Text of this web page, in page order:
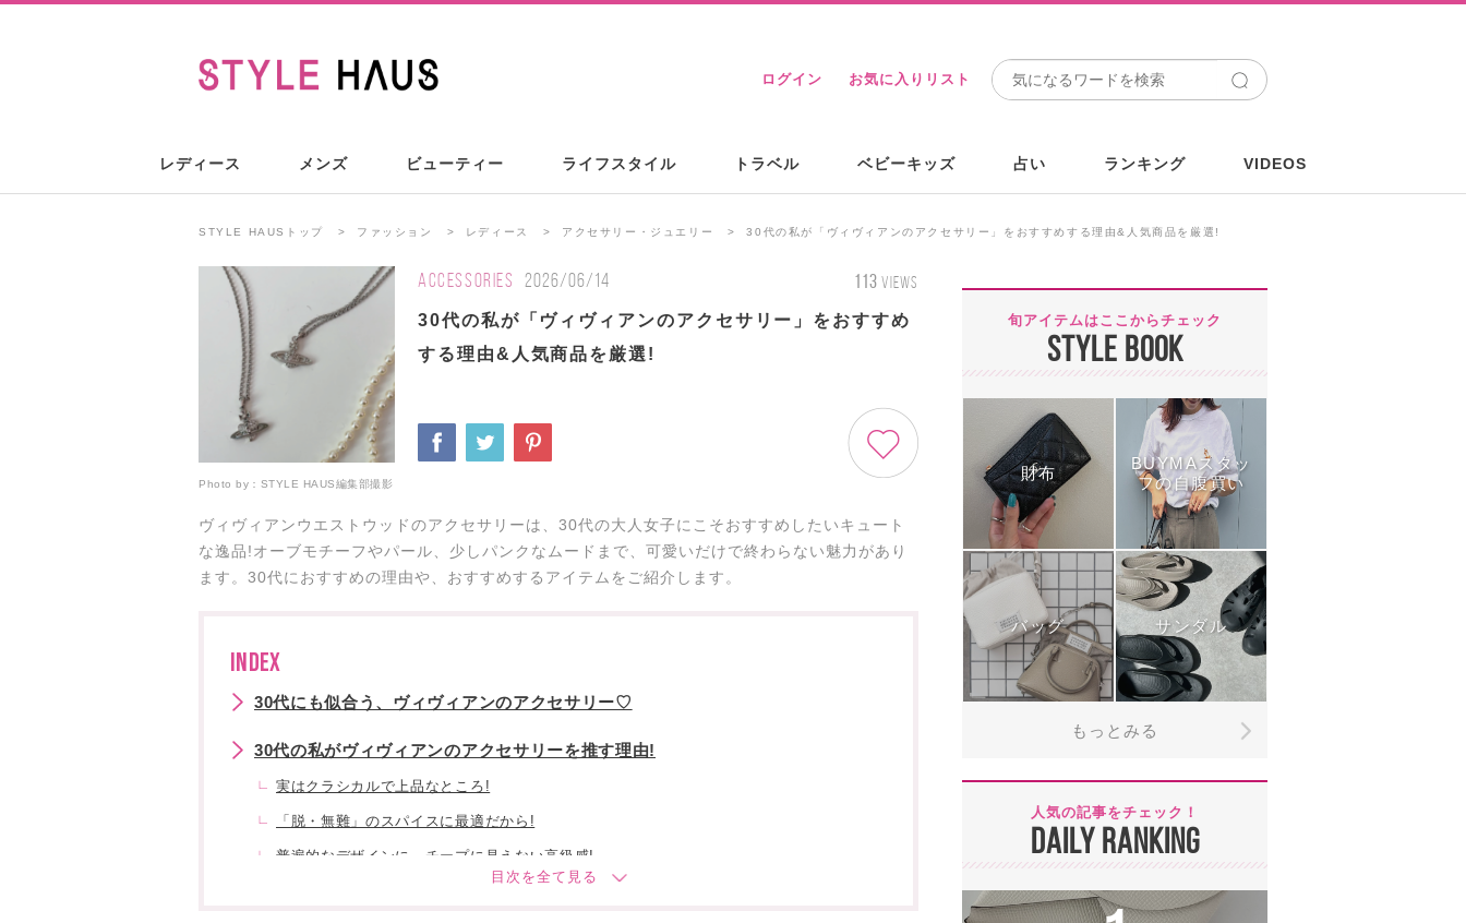
ログイン お気に入りリスト
レディース メンズ ビューティー ライフスタイル トラベル ベビーキッズ 占い ランキング VIDEOS
STYLE HAUSトップ ファッション レディース アクセサリー・ジュエリー 30代の私が「ヴィヴィアンのアクセサリー」をおすすめする理由&人気商品を厳選!
ACCESSORIES 2026/06/14 113 VIEWS
30代の私が「ヴィヴィアンのアクセサリー」をおすすめ
する理由&人気商品を厳選!
Photo by： STYLE HAUS編集部撮影
ヴィヴィアンウエストウッドのアクセサリーは、30代の大人女子にこそおすすめしたいキュート
な逸品!オーブモチーフやパール、少しパンクなムードまで、可愛いだけで終わらない魅力があり
ます。30代におすすめの理由や、おすすめするアイテムをご紹介します。
INDEX
30代にも似合う、ヴィヴィアンのアクセサリー♡
30代の私がヴィヴィアンのアクセサリーを推す理由!
実はクラシカルで上品なところ!
「脱・無難」のスパイスに最適だから!
普遍的なデザインに、チープに見えない高級感!
旬アイテムはここからチェック
STYLE BOOK
財布
BUYMAスタッ
フの自腹買い
バッグ サンダル
もっとみる
人気の記事をチェック！
DAILY RANKING